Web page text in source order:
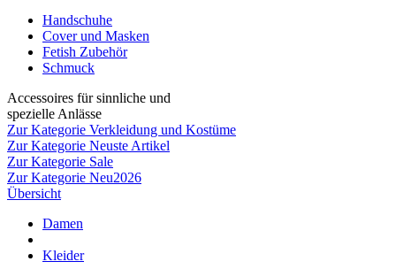
Handschuhe
Cover und Masken
Fetish Zubehör
Schmuck
Accessoires für sinnliche und
spezielle Anlässe
Zur Kategorie Verkleidung und Kostüme
Zur Kategorie Neuste Artikel
Zur Kategorie Sale
Zur Kategorie Neu2026
Übersicht
Damen
Kleider